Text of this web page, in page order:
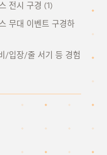
전시 구경 (1)
무대 이벤트 구경하
/입장/줄 서기 등 경험